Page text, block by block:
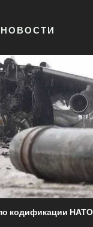
кодификации